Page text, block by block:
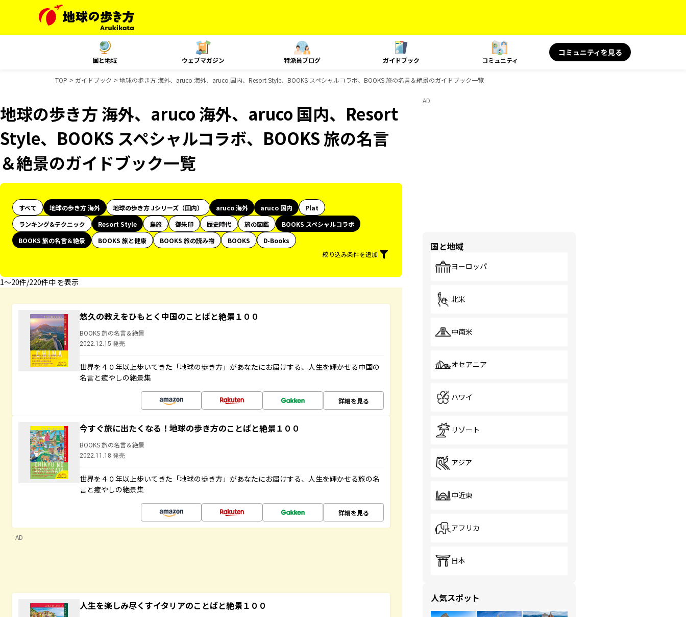
国と地域 ウェブマガジン 特派員ブログ ガイドブック コミュニティ
コミュニティを見る
TOP ガイドブック 地球の歩き方 海外、aruco 海外、aruco 国内、Resort Style、BOOKS スペシャルコラボ、BOOKS 旅の名言＆絶景のガイドブック一覧
地球の歩き方 海外、aruco 海外、aruco 国内、Resort
Style、BOOKS スペシャルコラボ、BOOKS 旅の名言
＆絶景のガイドブック一覧
すべて 地球の歩き方 海外 地球の歩き方 Jシリーズ（国内） aruco 海外 aruco 国内
Plat
ランキング&テクニック
Resort Style 島旅 御朱印 歴史時代 旅の図鑑
BOOKS スペシャルコラボ
BOOKS 旅の名言＆絶景
BOOKS 旅と健康 BOOKS 旅の読み物 BOOKS
D-Books
絞り込み条件を追加
1〜20件/220件中 を表示
悠久の教えをひもとく中国のことばと絶景１００
BOOKS 旅の名言＆絶景
2022.12.15 発売
世界を４０年以上歩いてきた「地球の歩き方」があなたにお届けする、人生を輝かせる中国の
名言と癒やしの絶景集
詳細を見る
今すぐ旅に出たくなる！地球の歩き方のことばと絶景１００
BOOKS 旅の名言＆絶景
2022.11.18 発売
世界を４０年以上歩いてきた「地球の歩き方」があなたにお届けする、人生を輝かせる旅の名
言と癒やしの絶景集
詳細を見る
AD
人生を楽しみ尽くすイタリアのことばと絶景１００
AD
国と地域
ヨーロッパ
北米
中南米
オセアニア
ハワイ
リゾート
アジア
中近東
アフリカ
日本
人気スポット